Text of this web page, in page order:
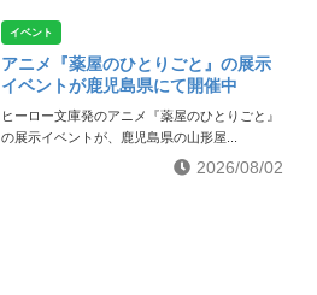
イベント
アニメ『薬屋のひとりごと』の展示
イベントが鹿児島県にて開催中
ヒーロー文庫発のアニメ『薬屋のひとりごと』
の展示イベントが、鹿児島県の山形屋...
2026/08/02